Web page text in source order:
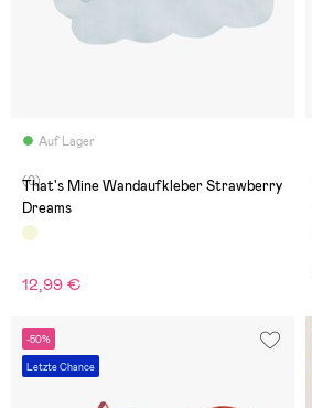
Auf Lager
(0)
That's Mine Wandaufkleber Strawberry
Dreams
12,99 €
-50%
Letzte Chance